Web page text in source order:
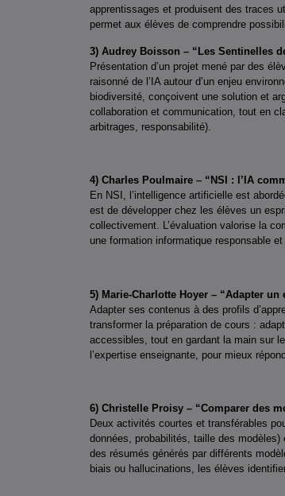
apprentissages et produisent des traces
permet aux élèves de comprendre
3) Audrey Boisson – “Les Sentinelles
Présentation d’un projet mené par des
raisonné de l’IA autour d’un enjeu
biodiversité, conçoivent une solution et
collaboration et communication, tout en
arbitrages, responsabilité).
4) Charles Poulmaire – “NSI : l’IA
En NSI, l’intelligence artificielle est
est de développer chez les élèves un
collectivement. L’évaluation valorise la
une formation informatique responsable
5) Marie-Charlotte Hoyer – “Adapter
Adapter ses contenus à des profils
transformer la préparation de cours :
accessibles, tout en gardant la main sur
l’expertise enseignante, pour mieux
6) Christelle Proisy – “Comparer des
Deux activités courtes et transférables
données, probabilités, taille des
des résumés générés par différents
biais ou hallucinations, les élèves